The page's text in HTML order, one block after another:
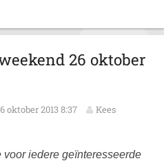
26 oktober
oktober 2013 8:37
Kees
voor iedere geïnteresseerde